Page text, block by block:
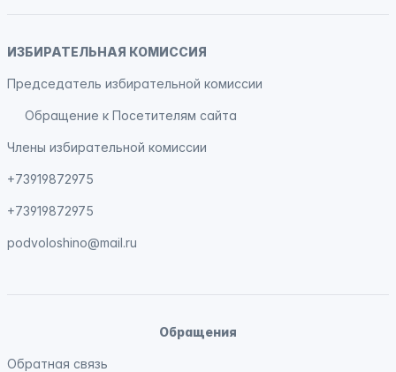
ИЗБИРАТЕЛЬНАЯ КОМИССИЯ
Председатель избирательной комиссии
Обращение к Посетителям сайта
Члены избирательной комиссии
+73919872975
+73919872975
podvoloshino@mail.ru
Обращения
Обратная связь